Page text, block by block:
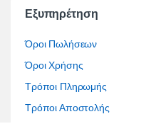
Εξυπηρέτηση
Όροι Πωλήσεων
Όροι Χρήσης
Τρόποι Πληρωμής
Τρόποι Αποστολής